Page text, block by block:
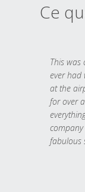
Ce
This was
ever had
at the
for over
fabulous